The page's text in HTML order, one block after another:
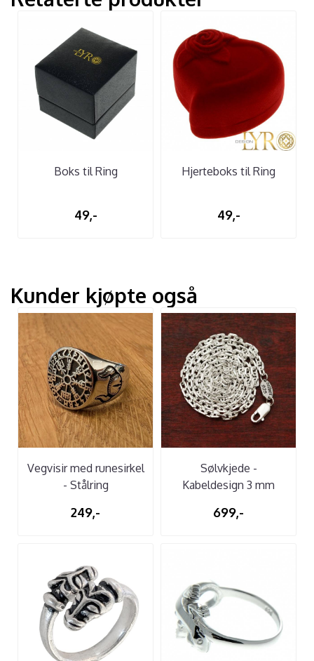
Boks til Ring
49,-
Hjerteboks til Ring
49,-
Kunder kjøpte også
Vegvisir med runesirkel
- Stålring
249,-
Sølvkjede -
Kabeldesign 3 mm
699,-